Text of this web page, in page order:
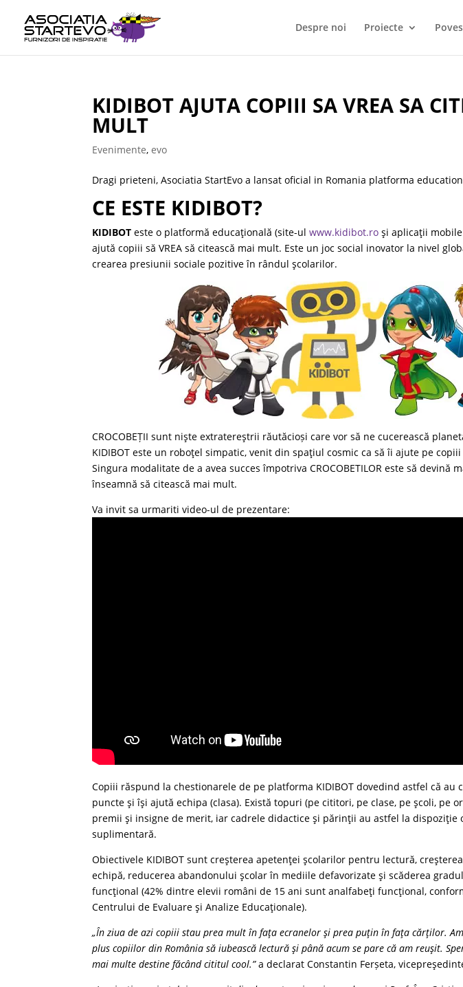
Despre noi Proiecte
KIDIBOT AJUTA COPIII SA VREA SA
MULT
Evenimente,evo
Dragi prieteni, Asociatia StartEvo a lansat oficial in Romania platforma
CE ESTE KIDIBOT?
KIDIBOT este o platformă educaţională (site-ulwww.kidibot.ro şi aplicaţii
ajută copiii să VREA să citească mai mult. Este un joc social inovator la nivel
crearea presiunii sociale pozitive în rândul şcolarilor.
CROCOBEȚII sunt nişte extratereştrii răutăcioși care vor să ne cucerească
KIDIBOT este un roboţel simpatic, venit din spaţiul cosmic ca să îi ajute pe copiii
Singura modalitate de a avea succes împotriva CROCOBETILOR este să devină
înseamnă să citească mai mult.
Va invit sa urmariti video-ul de prezentare:
Copiii răspund la chestionarele de pe platforma KIDIBOT dovedind astfel că au
puncte şi îşi ajută echipa (clasa). Există topuri (pe cititori, pe clase, pe şcoli, pe
premii şi insigne de merit, iar cadrele didactice şi părinţii au astfel la dispoziţie
suplimentară.
Obiectivele KIDIBOT sunt creşterea apetenţei şcolarilor pentru lectură,
echipă, reducerea abandonului şcolar în mediile defavorizate şi scăderea
funcţional (42% dintre elevii români de 15 ani sunt analfabeţi funcţional,
Centrului de Evaluare şi Analize Educaţionale).
„În ziua de azi copiii stau prea mult în faţa ecranelor şi prea puţin în faţa cărţilor.
plus copiilor din România să iubească lectură şi până acum se pare că am reuşit.
mai multe destine făcând cititul cool.”a declarat Constantin Ferșeta,